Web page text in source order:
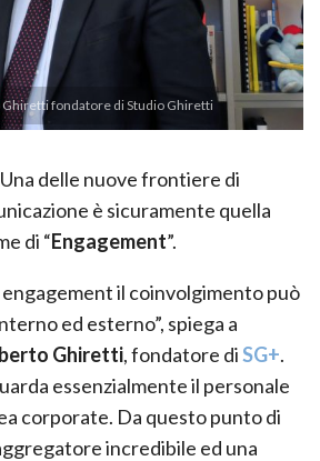
Ghiretti fondatore di Studio Ghiretti
delle nuove frontiere di
è sicuramente quella
di “Engagement”.
engagement il coinvolgimento può
ed esterno”, spiega a
Ghiretti, fondatore diSG+.
essenzialmente il personale
corporate. Da questo punto di
incredibile ed una